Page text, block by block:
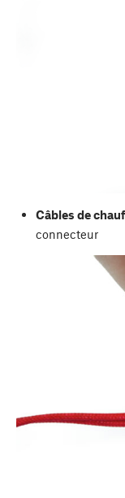
Câbles de
connecteur